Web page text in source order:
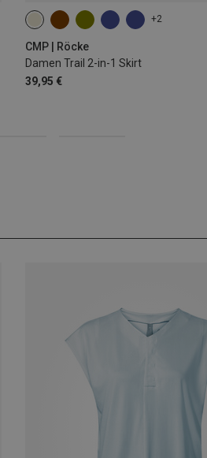
+2
CMP | Röcke
Damen Trail 2-in-1 Skirt
39,95 €
XXS XS L